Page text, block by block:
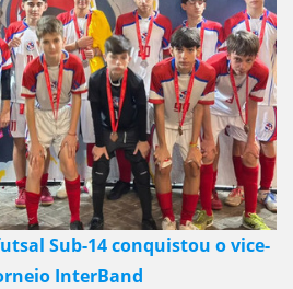
Sub-14 conquistou o vice-
InterBand